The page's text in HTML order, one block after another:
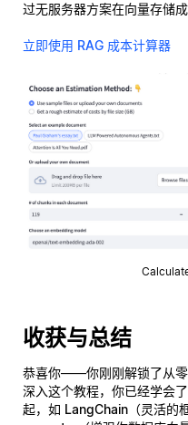
过无服务器方案在向量存储
立即使用 RAG 成本计算器
收获与总结
恭喜你——你刚刚解锁了从零
深入这个教程，你已经学会
起，如 LangChain （灵活的